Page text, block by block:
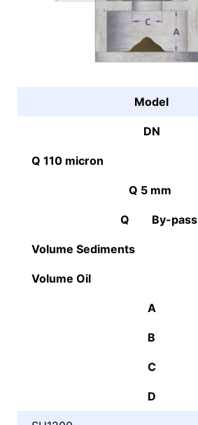
Model
DN
Q 110 micron
Q 5 mm
Q By-pass
Volume Sediments
Volume Oil
A
B
C
D